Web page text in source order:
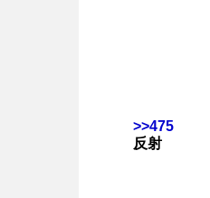
>>475
反射